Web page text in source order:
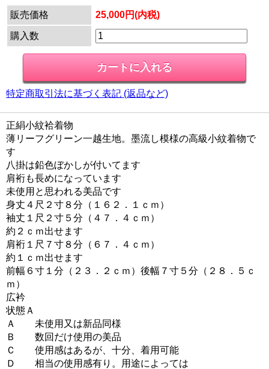
販売価格 25,000円(内税)
購入数
特定商取引法に基づく表記 (返品など)
正絹小紋袷着物
薄リーフグリーン一越生地。墨流し模様の高級小紋着物で
す
八掛は鉛色ぼかしが付いてます
肩裄も長めになっています
未使用と思われる美品です
身丈４尺２寸８分（１６２．１ｃｍ）
袖丈１尺２寸５分（４７．４ｃｍ）
約２ｃｍ出せます
肩裄１尺７寸８分（６７．４ｃｍ）
約１ｃｍ出せます
前幅６寸１分（２３．２ｃｍ）後幅７寸５分（２８．５ｃ
ｍ）
広衿
状態Ａ
Ａ 未使用又は新品同様
Ｂ 数回だけ使用の美品
Ｃ 使用感はあるが、十分、着用可能
Ｄ 相当の使用感有り。用途によっては